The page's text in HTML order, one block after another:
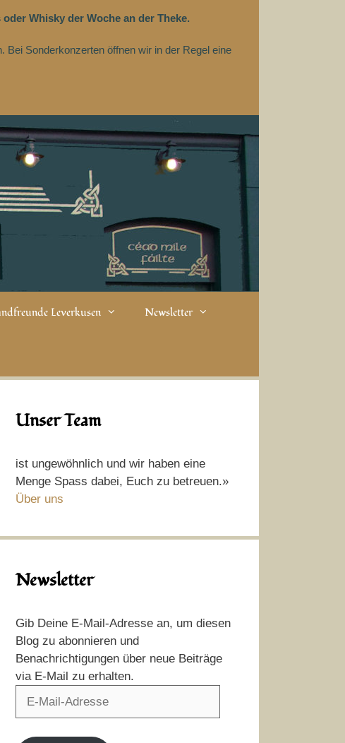
Whisky der Woche an der Theke.
Sonderkonzerten öffnen wir in der Regel eine
Leverkusen Newsletter
Unser Team
ist ungewöhnlich und wir haben eine
Menge Spass dabei, Euch zu betreuen.»
Über uns
Newsletter
Gib Deine E-Mail-Adresse an, um diesen
Blog zu abonnieren und
Benachrichtigungen über neue Beiträge
via E-Mail zu erhalten.